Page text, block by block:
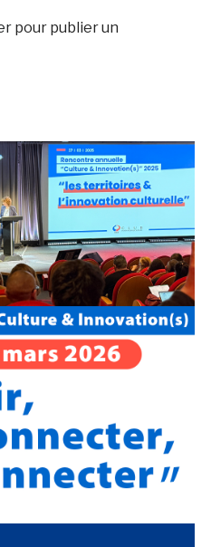
pour publier un